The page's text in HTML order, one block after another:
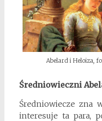
Abelard i Heloiza,
Średniowieczni
Średniowiecze zna
interesuje ta para,